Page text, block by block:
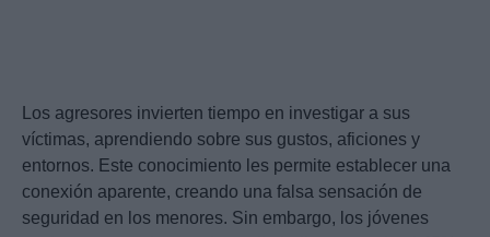
Los agresores invierten tiempo en investigar a sus
víctimas, aprendiendo sobre sus gustos, aficiones y
entornos. Este conocimiento les permite establecer una
conexión aparente, creando una falsa sensación de
seguridad en los menores. Sin embargo, los jóvenes